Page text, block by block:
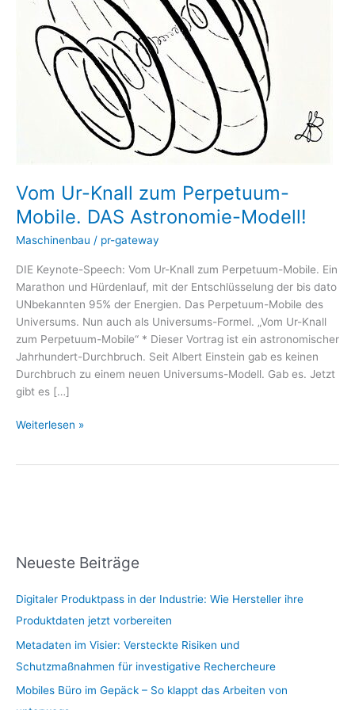
Vom Ur-Knall zum Perpetuum-
Mobile. DAS Astronomie-Modell!
Maschinenbau / pr-gateway
DIE Keynote-Speech: Vom Ur-Knall zum Perpetuum-Mobile. Ein
Marathon und Hürdenlauf, mit der Entschlüsselung der bis dato
UNbekannten 95% der Energien. Das Perpetuum-Mobile des
Universums. Nun auch als Universums-Formel. „Vom Ur-Knall
zum Perpetuum-Mobile“ * Dieser Vortrag ist ein astronomischer
Jahrhundert-Durchbruch. Seit Albert Einstein gab es keinen
Durchbruch zu einem neuen Universums-Modell. Gab es. Jetzt
gibt es […]
DAS
Astronomie-
Modell!
Weiterlesen »
Neueste Beiträge
Digitaler Produktpass in der Industrie: Wie Hersteller ihre
Produktdaten jetzt vorbereiten
Metadaten im Visier: Versteckte Risiken und
Schutzmaßnahmen für investigative Rechercheure
Mobiles Büro im Gepäck – So klappt das Arbeiten von